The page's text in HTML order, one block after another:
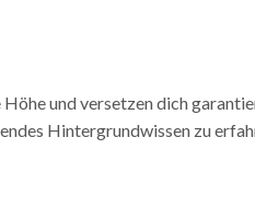
und versetzen dich
Hintergrundwissen zu